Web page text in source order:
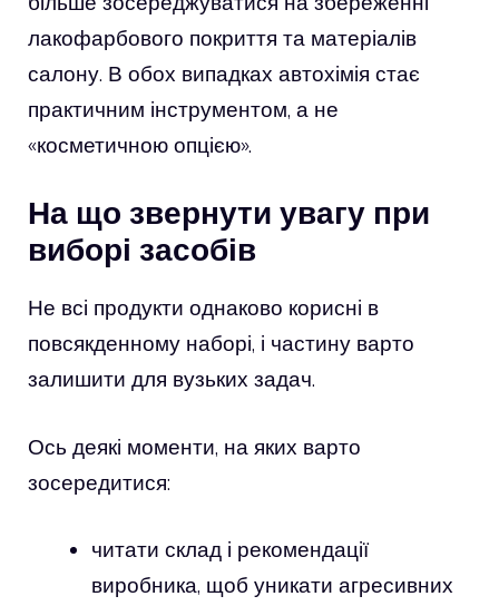
лакофарбового покриття та матеріалів
салону. В обох випадках автохімія стає
практичним інструментом, а не
«косметичною опцією».
На що звернути увагу при
виборі засобів
Не всі продукти однаково корисні в
повсякденному наборі, і частину варто
залишити для вузьких задач.
Ось деякі моменти, на яких варто
зосередитися:
читати склад і рекомендації
виробника, щоб уникати агресивних